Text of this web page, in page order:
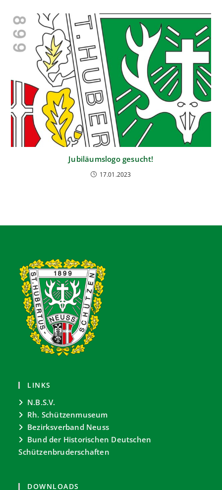
Jubiläumslogo gesucht!
17.01.2023
LINKS
N.B.S.V.
Rh. Schützenmuseum
Bezirksverband Neuss
Bund der Historischen Deutschen
Schützenbruderschaften
DOWNLOADS